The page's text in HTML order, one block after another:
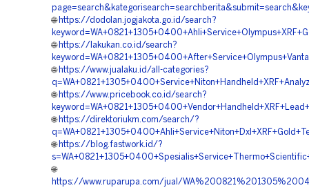
🌐 https://dodolan.jogjakota.go.id/search?
🌐 https://lakukan.co.id/search?
🌐 https://www.jualaku.id/all-categories?
🌐 https://www.pricebook.co.id/search?
🌐 https://direktoriukm.com/search/?
🌐 https://blog.fastwork.id/?
🌐
https://www.ruparupa.com/jual/